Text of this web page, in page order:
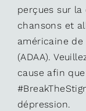
perçues sur
chansons et
américaine de
(ADAA).
cause afin
dépression.